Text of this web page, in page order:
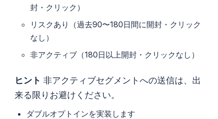
封・クリック）
リスクあり（過去90〜180日間に開封・クリック
なし）
非アクティブ（180日以上開封・クリックなし）
ヒント 非アクティブセグメントへの送信は、出
来る限りお避けください。
ダブルオプトインを実装します